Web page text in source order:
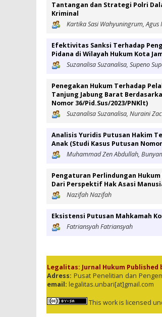
Tantangan dan Strategi Polri
Kriminal
Kartika Sasi Wahyuningrum,
Efektivitas Sanksi Terhadap
Pidana di Wilayah Hukum Kota
Suzanalisa Suzanalisa, Supeno
Penegakan Hukum Terhadap
Tanjung Jabung Barat
Nomor 36/Pid.Sus/2023/PNKlt)
Suzanalisa Suzanalisa, Nuraini
Analisis Yuridis Putusan Hakim
Anak (Studi Kasus Putusan
Muhammad Zen Abdullah,
Pengaturan Perlindungan
Dari Perspektif Hak Asasi
Nazifah Nazifah
Eksistensi Putusan Mahkamah
Fatriansyah Fatriansyah
Legalitas: Jurnal Hukum
Adress: Pusat Penelitian dan
email: legalitas.unbari[at]gmail.com
This work is licensed